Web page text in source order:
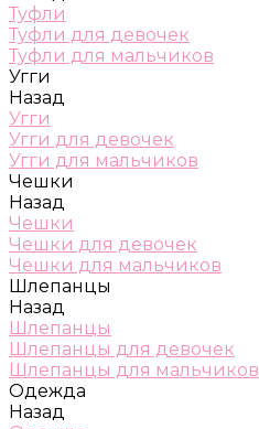
Туфли
Туфли для девочек
Туфли для мальчиков
Угги
Назад
Угги
Угги для девочек
Угги для мальчиков
Чешки
Назад
Чешки
Чешки для девочек
Чешки для мальчиков
Шлепанцы
Назад
Шлепанцы
Шлепанцы для девочек
Шлепанцы для мальчиков
Одежда
Назад